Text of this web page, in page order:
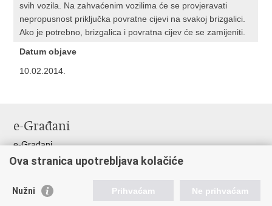
svih vozila. Na zahvaćenim vozilima će se provjeravati
nepropusnost priključka povratne cijevi na svakoj brizgalici.
Ako je potrebno, brizgalica i povratna cijev će se zamijeniti.
Datum objave
10.02.2014.
e-Građani
e-Građani
Pristup informacijama
Pravo na pristup informacijama
Ova stranica upotrebljava kolačiće
Nužni Prihvaćam Ne prihvaćam